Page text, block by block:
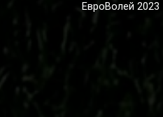
ЕвроВолей 2023